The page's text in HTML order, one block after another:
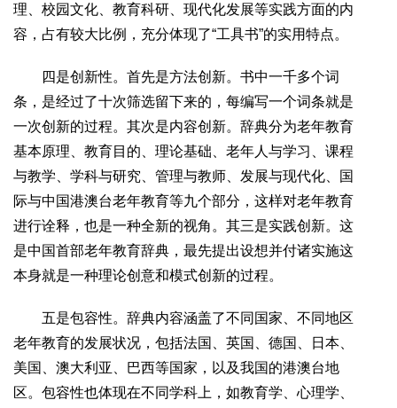
理、校园文化、教育科研、现代化发展等实践方面的内
容，占有较大比例，充分体现了“工具书”的实用特点。
四是创新性。首先是方法创新。书中一千多个词
条，是经过了十次筛选留下来的，每编写一个词条就是
一次创新的过程。其次是内容创新。辞典分为老年教育
基本原理、教育目的、理论基础、老年人与学习、课程
与教学、学科与研究、管理与教师、发展与现代化、国
际与中国港澳台老年教育等九个部分，这样对老年教育
进行诠释，也是一种全新的视角。其三是实践创新。这
是中国首部老年教育辞典，最先提出设想并付诸实施这
本身就是一种理论创意和模式创新的过程。
五是包容性。辞典内容涵盖了不同国家、不同地区
老年教育的发展状况，包括法国、英国、德国、日本、
美国、澳大利亚、巴西等国家，以及我国的港澳台地
区。包容性也体现在不同学科上，如教育学、心理学、